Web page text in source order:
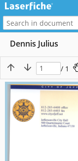
Dennis Julius
/ 1